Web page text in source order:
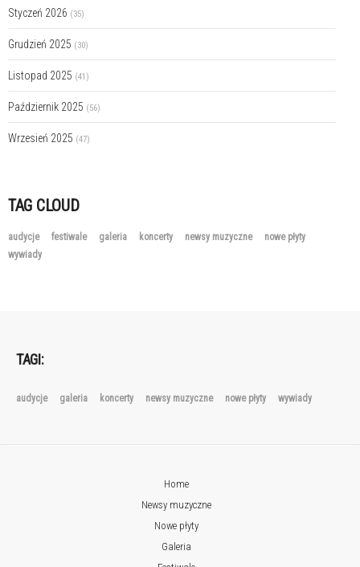
Styczeń 2026 (35)
Grudzień 2025 (30)
Listopad 2025 (41)
Październik 2025 (56)
Wrzesień 2025 (47)
TAG CLOUD
audycje festiwale galeria koncerty newsy muzyczne
nowe płyty
wywiady
TAGI:
audycje galeria koncerty newsy muzyczne nowe płyty wywiady
Home
Newsy muzyczne
Nowe płyty
Galeria